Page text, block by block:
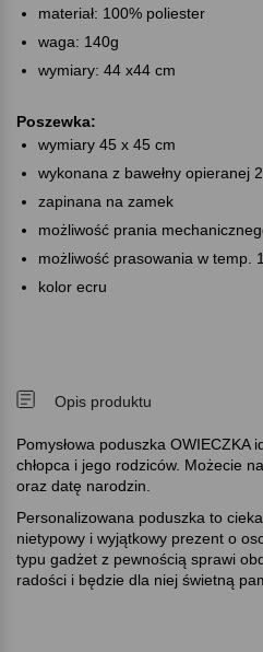
materiał: 100% poliester
waga: 140g
wymiary: 44 x44 cm
Poszewka:
wymiary 45 x 45 cm
wykonana z bawełny opieranej
zapinana na zamek
możliwość prania
możliwość prasowania w temp.
kolor ecru
Opis produktu
Pomysłowa poduszka OWIECZKA
chłopca i jego rodziców. Możecie
oraz datę narodzin.
Personalizowana poduszka to
nietypowy i wyjątkowy prezent o
typu gadżet z pewnością sprawi
radości i będzie dla niej świetną